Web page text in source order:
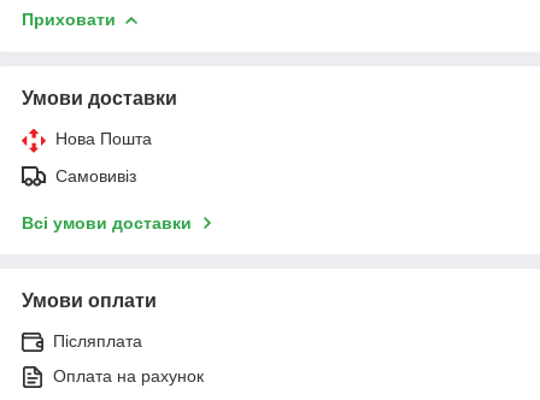
Приховати
Умови доставки
Нова Пошта
Самовивіз
Всі умови доставки
Умови оплати
Післяплата
Оплата на рахунок